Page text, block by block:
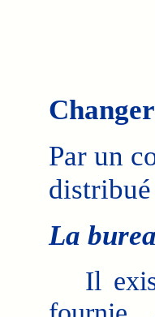
Par un
La
Il